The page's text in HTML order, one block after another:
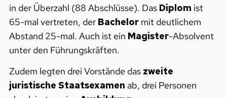
in der Überzahl (88 Abschlüsse). Das Diplom ist
65-mal vertreten, der Bachelormit deutlichem
Abstand 25-mal. Auch ist ein Magister-Absolvent
unter den Führungskräften.
Zudem legten drei Vorstände das zweite
juristische Staatsexamen ab, drei Personen